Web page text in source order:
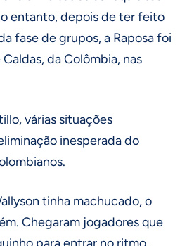
entanto, depois de ter feito
fase de grupos, a Raposa foi
da Colômbia, nas
várias situações
inesperada do
tinha machucado, o
Chegaram jogadores que